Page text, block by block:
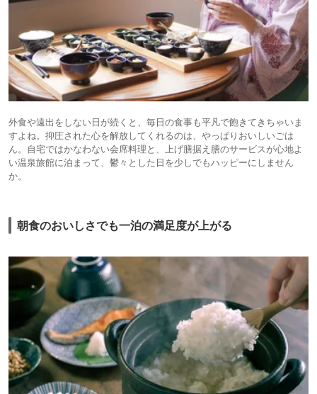
外食や遠出をしない日が続くと、毎日の食事も平凡で飽きてきちゃいま
すよね。抑圧された心を解放してくれるのは、やっぱりおいしいごは
ん。自宅ではかなわない会席料理と、上げ膳据え膳のサービスが心地よ
い温泉旅館に泊まって、鬱々とした日を少しでもハッピーにしません
か。
朝食のおいしさでも一泊の満足度が上がる